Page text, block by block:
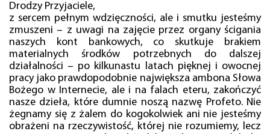
Drodzy Przyjaciele,
z sercem pełnym wdzięczności, ale i smutku jesteśmy
zmuszeni – z uwagi na zajęcie przez organy ścigania
naszych kont bankowych, co skutkuje brakiem
materialnych środków potrzebnych do dalszej
działalności – po kilkunastu latach pięknej i owocnej
pracy jako prawdopodobnie największa ambona Słowa
Bożego w Internecie, ale i na falach eteru, zakończyć
nasze dzieła, które dumnie noszą nazwę Profeto. Nie
żegnamy się z żalem do kogokolwiek ani nie jesteśmy
obrażeni na rzeczywistość, której nie rozumiemy, lecz